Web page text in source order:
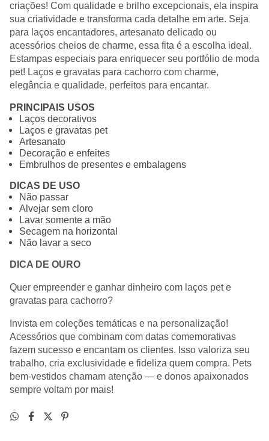
criações! Com qualidade e brilho excepcionais, ela inspira
sua criatividade e transforma cada detalhe em arte. Seja
para laços encantadores, artesanato delicado ou
acessórios cheios de charme, essa fita é a escolha ideal.
Estampas especiais para enriquecer seu portfólio de moda
pet! Laços e gravatas para cachorro com charme,
elegância e qualidade, perfeitos para encantar.
PRINCIPAIS USOS
Laços decorativos
Laços e gravatas pet
Artesanato
Decoração e enfeites
Embrulhos de presentes e embalagens
DICAS DE USO
Não passar
Alvejar sem cloro
Lavar somente a mão
Secagem na horizontal
Não lavar a seco
DICA DE OURO
Quer empreender e ganhar dinheiro com laços pet e
gravatas para cachorro?
Invista em coleções temáticas e na personalização!
Acessórios que combinam com datas comemorativas
fazem sucesso e encantam os clientes. Isso valoriza seu
trabalho, cria exclusividade e fideliza quem compra. Pets
bem-vestidos chamam atenção — e donos apaixonados
sempre voltam por mais!